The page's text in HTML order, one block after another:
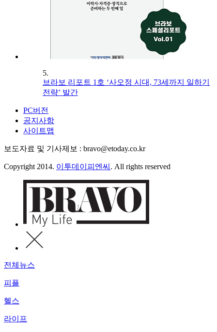
5.
브라보 리포트 1호 ‘사오정 시대, 73세까지 일하기
전략’ 발간
PC버전
공지사항
사이트맵
보도자료 및 기사제보 : bravo@etoday.co.kr
Copyright 2014. 이투데이피엔씨 . All rights reserved
전체뉴스
피플
헬스
라이프